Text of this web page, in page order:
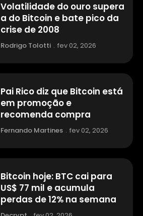
Volatilidade do ouro supera
a do Bitcoin e bate pico da
crise de 2008
Rodrigo Tolotti . fev 02, 2026
Pai Rico diz que Bitcoin está
em promoção e
recomenda compra
Fernando Martines . fev 02, 2026
Bitcoin hoje: BTC cai para
US$ 77 mil e acumula
perdas de 12% na semana